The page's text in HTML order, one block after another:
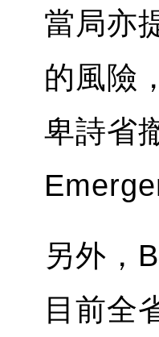
當局亦
的風險
卑詩省
另外，
目前全